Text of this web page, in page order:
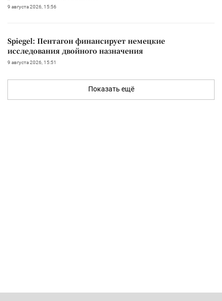
9 августа 2026, 15:56
Spiegel: Пентагон финансирует немецкие
исследования двойного назначения
9 августа 2026, 15:51
Показать ещё